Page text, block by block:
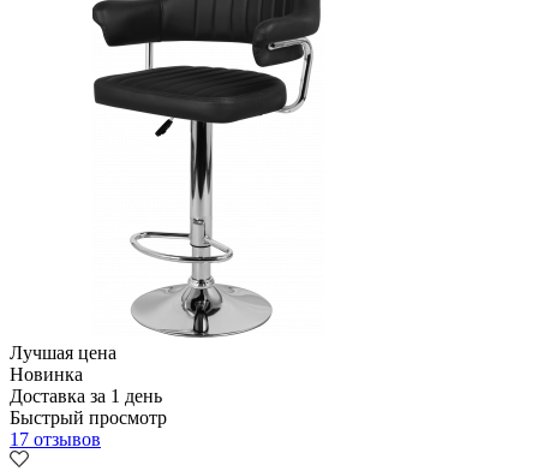
Лучшая цена
Новинка
Доставка за 1 день
Быстрый просмотр
17 отзывов